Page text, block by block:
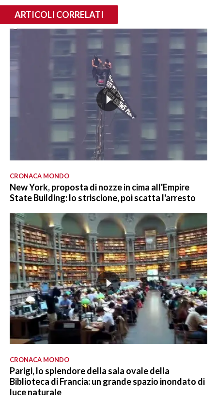
ARTICOLI CORRELATI
CRONACA MONDO
New York, proposta di nozze in cima all'Empire
State Building: lo striscione, poi scatta l'arresto
CRONACA MONDO
Parigi, lo splendore della sala ovale della
Biblioteca di Francia: un grande spazio inondato di
luce naturale